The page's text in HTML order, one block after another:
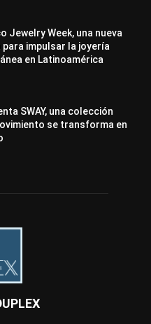
Jewelry Week, una nueva
impulsar la joyería
en Latinoamérica
SWAY, una colección
se transforma en